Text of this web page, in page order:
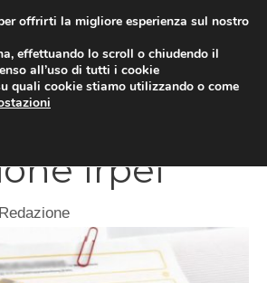
della
Irpef
Redazione
offrirti la migliore esperienza sul nostro
effettuando lo scroll o chiudendo il
all’uso di tutti i cookie
quali cookie stiamo utilizzando o come